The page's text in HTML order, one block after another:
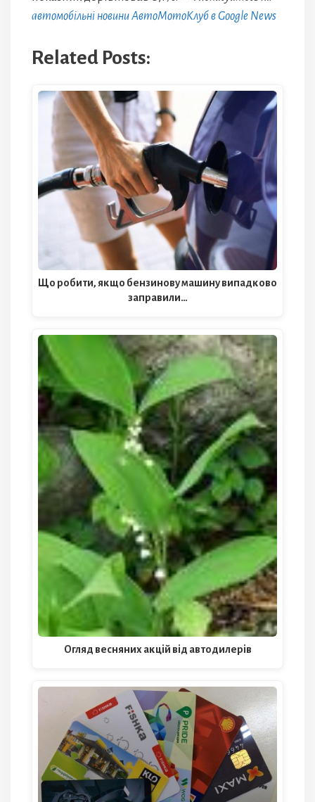
автомобільні новини АвтоМотоКлуб в Google News
Related Posts:
Що робити, якщо бензинову машину випадково
заправили…
Огляд весняних акцій від автодилерів